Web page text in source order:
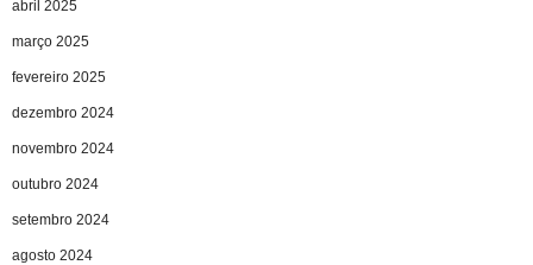
abril 2025
março 2025
fevereiro 2025
dezembro 2024
novembro 2024
outubro 2024
setembro 2024
agosto 2024